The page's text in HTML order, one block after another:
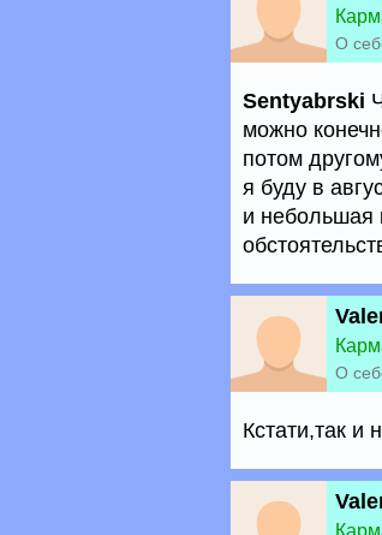
О
Sentyabrski
можно
потом
я буду в
и небольшая
О
Кстати,так и